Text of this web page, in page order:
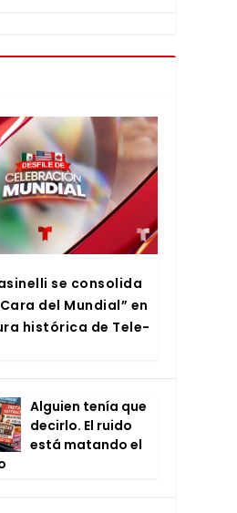
se con­so­li­da
del Mun­dial” en
his­tó­ri­ca de Tele­
Alguien tenía que
decir­lo. El rui­do
está matan­do el